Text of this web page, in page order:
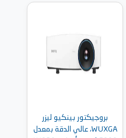
​بروجيكتور بينكيو ليزر
WUXGA، عالي الدقة بمعدل